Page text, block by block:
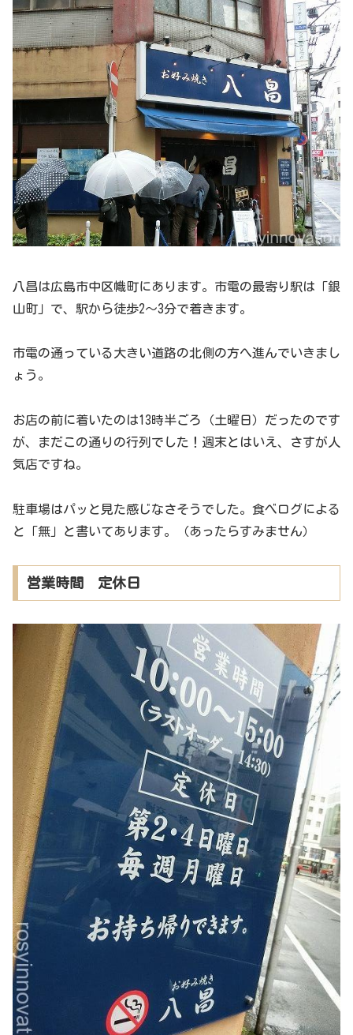
八昌は広島市中区幟町にあります。市電の最寄り駅は「銀
山町」で、駅から徒歩2～3分で着きます。
市電の通っている大きい道路の北側の方へ進んでいきまし
ょう。
お店の前に着いたのは13時半ごろ（土曜日）だったのです
が、まだこの通りの行列でした！週末とはいえ、さすが人
気店ですね。
駐車場はパッと見た感じなさそうでした。食べログによる
と「無」と書いてあります。（あったらすみません）
営業時間 定休日